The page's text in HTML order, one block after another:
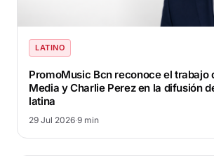
LATINO
PromoMusic Bcn reconoce el trabajo
Media y Charlie Perez en la difusión
latina
29 Jul 2026·9 min